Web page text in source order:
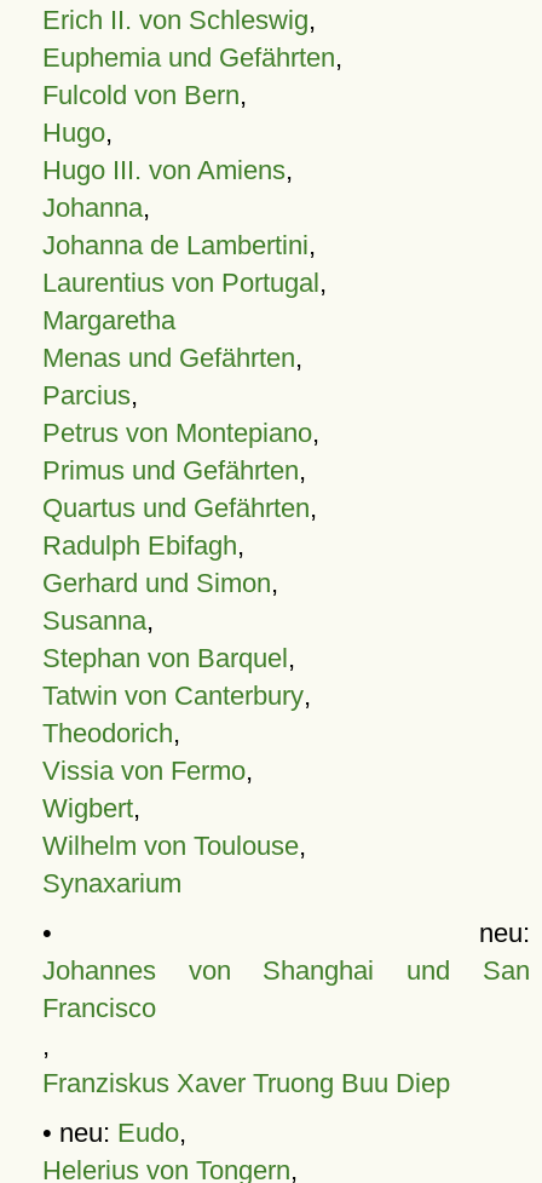
Erich II. von Schleswig,
Euphemia und Gefährten,
Fulcold von Bern,
Hugo,
Hugo III. von Amiens,
Johanna,
Johanna de Lambertini,
Laurentius von Portugal,
Margaretha
Menas und Gefährten,
Parcius,
Petrus von Montepiano,
Primus und Gefährten,
Quartus und Gefährten,
Radulph Ebifagh,
Gerhard und Simon,
Susanna,
Stephan von Barquel,
Tatwin von Canterbury,
Theodorich,
Vissia von Fermo,
Wigbert,
Wilhelm von Toulouse,
Synaxarium
• neu:
Johannes von Shanghai und San
Francisco
,
Franziskus Xaver Truong Buu Diep
• neu: Eudo,
Helerius von Tongern,